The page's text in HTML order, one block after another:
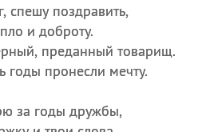
спешу поздравить,
и доброту.
преданный товарищ.
годы пронесли мечту.
за годы дружбы,